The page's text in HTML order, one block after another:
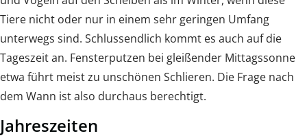
Tiere nicht oder nur in einem sehr geringen Umfang
unterwegs sind. Schlussendlich kommt es auch auf die
Tageszeit an. Fensterputzen bei gleißender Mittagssonne
etwa führt meist zu unschönen Schlieren. Die Frage nach
dem Wann ist also durchaus berechtigt.
Jahreszeiten